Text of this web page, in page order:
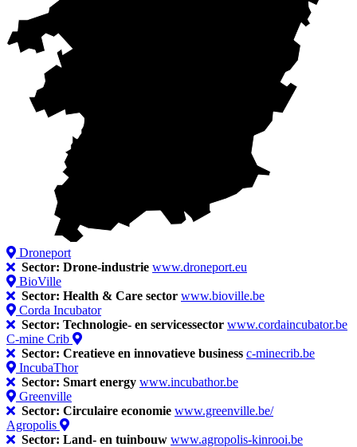
Droneport
Sector: Drone-industrie www.droneport.eu
BioVille
Sector: Health & Care sector www.bioville.be
Corda Incubator
Sector: Technologie- en servicessector www.cordaincubator.be
C-mine Crib
Sector: Creatieve en innovatieve business c-minecrib.be
IncubaThor
Sector: Smart energy www.incubathor.be
Greenville
Sector: Circulaire economie www.greenville.be/
Agropolis
Sector: Land- en tuinbouw www.agropolis-kinrooi.be